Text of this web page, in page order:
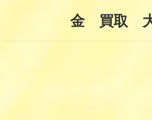
金 買取 大